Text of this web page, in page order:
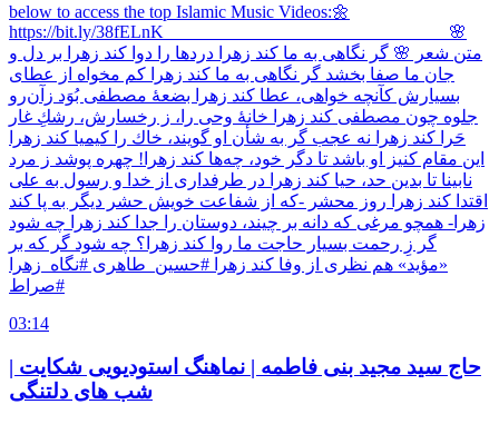
below to access the top Islamic Music Videos:🌼
https://bit.ly/38fELnK _______________________________ 🌸
متن شعر 🌸 گر نگاهی به ما كند زهرا دردها را دوا كند زهرا بر دل و
جان ما صفا بخشد گر نگاهی به ما كند زهرا كم مخواه از عطای
بسیارش كآنچه خواهی، عطا كند زهرا بضعۀ مصطفی بُوَد زآن‌رو
جلوه چون مصطفی كند زهرا خانۀ وحی را، ز رخسارش، رشكِ غار
حَرا كند زهرا نه عجب گر به شأن او گویند، خاك را كیمیا كند زهرا
این مقام كنیز او باشد تا دگر خود، چه‌ها كند زهرا! چهره پوشد ز مرد
نابینا تا بدین حد، حیا كند زهرا در طرفداری از خدا و رسول به علی
اقتدا كند زهرا روز محشر -كه از شفاعت خویش حشر دیگر به پا كند
زهرا- همچو مرغی كه دانه بر چیند، دوستان را جدا كند زهرا چه شود
گر زِ رحمت بسیار حاجت ما روا كند زهرا؟ چه شود گر که بر
«مؤید» هم نظری از وفا کند زهرا #حسین_طاهری #نگاه_زهرا
#صراط
03:14
حاج سید مجید بنی فاطمه | نماهنگ استودیویی شکایت |
شب های دلتنگی